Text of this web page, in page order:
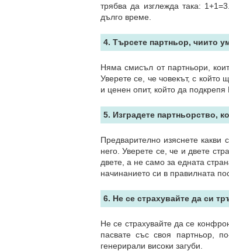
трябва да изглежда така:
дълго време.
4. Търсете партньор, чиито
Няма смисъл от партньори,
Уверете се, че човекът, с
и ценен опит, който да подкрепя
5. Изградете партньорство,
Предварително изяснете какви
него. Уверете се, че и двете
двете, а не само за едната
начинанието си в правилната
6. Не се страхувайте да си
Не се страхувайте да се
пасвате със своя партньор,
генерирали високи загуби.